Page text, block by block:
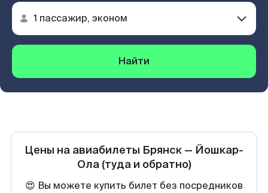
Найти
Цены на авиабилеты Брянск — Йошкар-
Ола (туда и обратно)
😍 Вы можете купить билет без посредников